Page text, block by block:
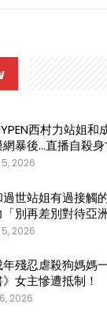
西村力站姐
網暴後…直播自殺身
2026
過世站姐有過接觸
別再差別對待亞
2026
殘忍虐殺狗媽媽
女主慘遭抵制！
2026